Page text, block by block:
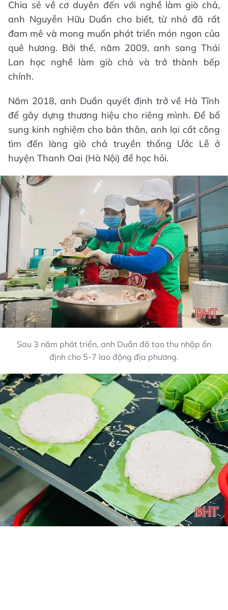
Chia sẻ về cơ duyên đến với nghề làm giò chả,
anh Nguyễn Hữu Duẩn cho biết, từ nhỏ đã rất
đam mê và mong muốn phát triển món ngon của
quê hương. Bởi thế, năm 2009, anh sang Thái
Lan học nghề làm giò chả và trở thành bếp
chính.
Năm 2018, anh Duẩn quyết định trở về Hà Tĩnh
để gây dựng thương hiệu cho riêng mình. Để bổ
sung kinh nghiệm cho bản thân, anh lại cất công
tìm đến làng giò chả truyền thống Ước Lễ ở
huyện Thanh Oai (Hà Nội) để học hỏi.
Sau 3 năm phát triển, anh Duẩn đã tạo thu nhập ổn
định cho 5-7 lao động địa phương.